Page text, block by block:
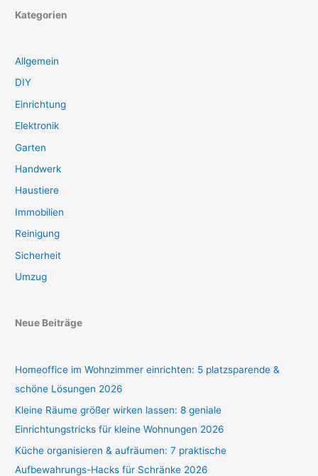
Kategorien
Allgemein
DIY
Einrichtung
Elektronik
Garten
Handwerk
Haustiere
Immobilien
Reinigung
Sicherheit
Umzug
Neue Beiträge
Homeoffice im Wohnzimmer einrichten: 5 platzsparende &
schöne Lösungen 2026
Kleine Räume größer wirken lassen: 8 geniale
Einrichtungstricks für kleine Wohnungen 2026
Küche organisieren & aufräumen: 7 praktische
Aufbewahrungs-Hacks für Schränke 2026